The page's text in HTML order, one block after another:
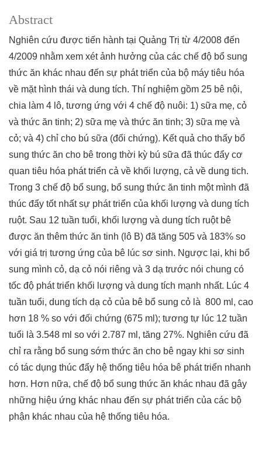
Abstract
Nghiên cứu được tiến hành tại Quảng Trị từ 4/2008 đến
4/2009 nhằm xem xét ảnh hưởng của các chế độ bổ sung
thức ăn khác nhau đến sự phát triển của bộ máy tiêu hóa
về mặt hình thái và dung tích. Thí nghiệm gồm 25 bê nội,
chia làm 4 lô, tương ứng với 4 chế độ nuôi: 1) sữa mẹ, cỏ
và thức ăn tinh; 2) sữa mẹ và thức ăn tinh; 3) sữa mẹ và
cỏ; và 4) chỉ cho bú sữa (đối chứng). Kết quả cho thấy bổ
sung thức ăn cho bê trong thời kỳ bú sữa đã thúc đẩy cơ
quan tiêu hóa phát triển cả về khối lượng, cả về dung tich.
Trong 3 chế độ bổ sung, bổ sung thức ăn tinh một mình đã
thúc đẩy tốt nhất sự phát triển của khối lượng và dung tích
ruột. Sau 12 tuần tuổi, khối lượng và dung tích ruột bê
được ăn thêm thức ăn tinh (lô B) đã tăng 505 và 183% so
với giá trị tương ứng của bê lúc sơ sinh. Ngược lại, khi bổ
sung mình cỏ, dạ cỏ nói riêng và 3 dạ trước nói chung có
tốc độ phát triển khối lượng và dung tích mạnh nhất. Lúc 4
tuần tuổi, dung tích dạ cỏ của bê bổ sung cỏ là 800 ml, cao
hơn 18 % so với đối chứng (675 ml); tương tự lúc 12 tuần
tuổi là 3.548 ml so với 2.787 ml, tăng 27%. Nghiên cứu đã
chỉ ra rằng bổ sung sớm thức ăn cho bê ngay khi sơ sinh
có tác dụng thúc đẩy hệ thống tiêu hóa bê phát triển nhanh
hơn. Hơn nữa, chế độ bổ sung thức ăn khác nhau đã gây
những hiệu ứng khác nhau đến sự phát triển của các bộ
phận khác nhau của hệ thống tiêu hóa.